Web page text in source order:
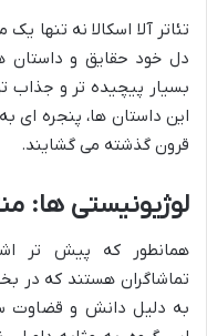
تئاتر آلا اسکالا نه تنها
دل خود حقایق و داستان
بسیار پیچیده تر و جذاب
این داستان ها، پنجره ای
قرون گذشته می گشایند.
لوژیونیستی ها:
همانطور که پیش تر
تماشاگران هستند که در
به دلیل دانش و قضاوت